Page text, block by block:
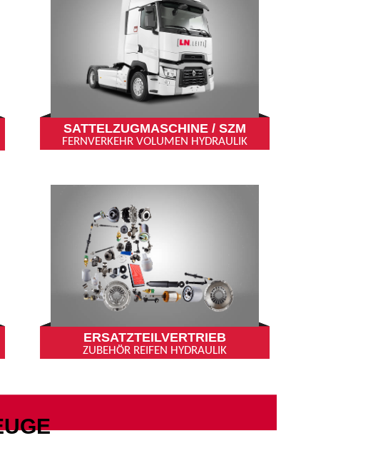
SATTELZUGMASCHINE / SZM
FERNVERKEHR VOLUMEN HYDRAULIK
ERSATZTEILVERTRIEB
ZUBEHÖR REIFEN HYDRAULIK